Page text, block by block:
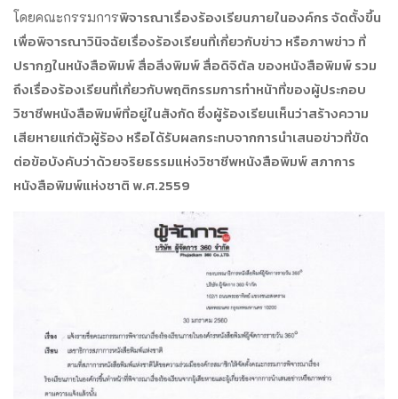
โดยคณะกรรมการพิจารณาเรื่องร้องเรียนภายในองค์กร จัดตั้งขึ้น
เพื่อพิจารณาวินิจฉัยเรื่องร้องเรียนที่เกี่ยวกับข่าว หรือภาพข่าว ที่
ปรากฏในหนังสือพิมพ์ สื่อสิ่งพิมพ์ สื่อดิจิตัล ของหนังสือพิมพ์ รวม
ถึงเรื่องร้องเรียนที่เกี่ยวกับพฤติกรรมการทำหน้าที่ของผู้ประกอบ
วิชาชีพหนังสือพิมพ์ที่อยู่ในสังกัด ซึ่งผู้ร้องเรียนเห็นว่าสร้างความ
เสียหายแก่ตัวผู้ร้อง หรือได้รับผลกระทบจากการนำเสนอข่าวที่ขัด
ต่อข้อบังคับว่าด้วยจริยธรรมแห่งวิชาชีพหนังสือพิมพ์ สภาการ
หนังสือพิมพ์แห่งชาติ พ.ศ.2559